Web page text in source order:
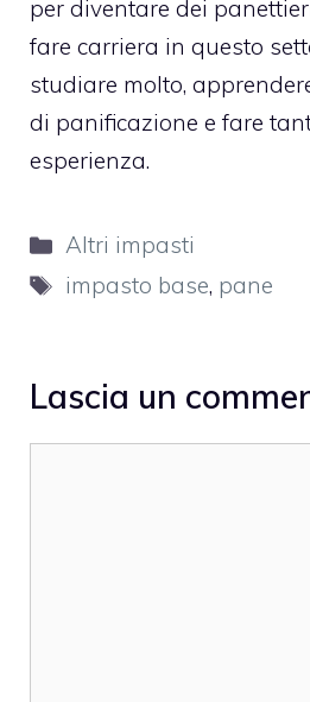
per diventare dei
fare carriera in questo
studiare molto,
di panificazione e fare
esperienza.
Categorie
Altri impasti
Tag
impasto base, pane
Lascia un